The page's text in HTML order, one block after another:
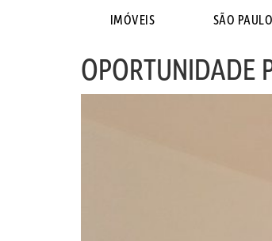
IMÓVEIS SÃO PAULO
OPORTUNIDADE